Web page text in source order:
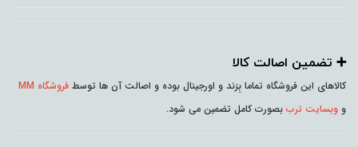
➕️ تضمین اصالت کالا
کالاهای این فروشگاه تماما بِرَند و اورجینال بوده و اصالت آن ها توسط فروشگاه MM
و وبسایت ترب بصورت کامل تضمین می شود.